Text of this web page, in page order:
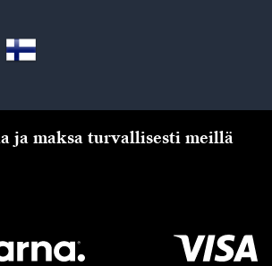
ja maksa turvallisesti meillä